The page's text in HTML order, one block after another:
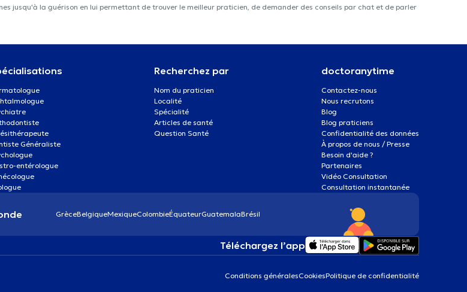
jusqu'à la guérison en lui permettant de trouver le meilleur praticien, de demander des conseils par chat et de parler
Généraliste
entérologue
Recherchez par
Nom du praticien
Localité
Spécialité
Articles de santé
Question Santé
doctoranytime
Contactez-nous
Nous recrutons
Blog
Blog praticiens
Confidentialité des données
À propos de nous / Presse
Besoin d'aide ?
Partenaires
Vidéo Consultation
Consultation instantanée
GrèceBelgiqueMexiqueColombieÉquateurGuatemalaBrésil
Téléchargez l’app
Conditions généralesCookiesPolitique de confidentialité